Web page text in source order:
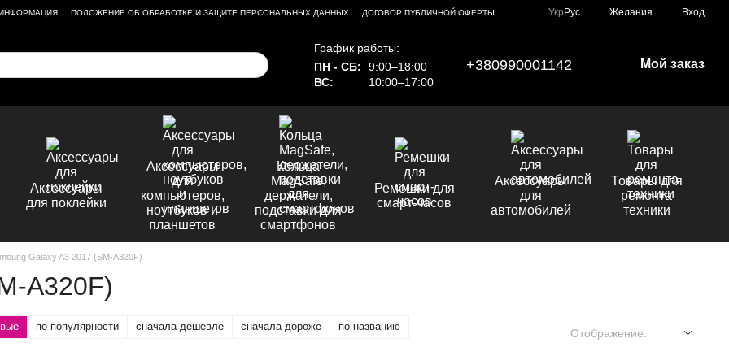
ПОЛОЖЕНИЕ ОБ ОБРАБОТКЕ И ЗАЩИТЕ ПЕРСОНАЛЬНЫХ ДАННЫХ
ДОГОВОР ПУБЛИЧНОЙ ОФЕРТЫ
Укр Рус Желания Вход
График работы:
ПН - СБ:
9:00–18:00
ВС:
10:00–17:00
+380990001142 Мой заказ
Аксессуары
для поклейки
Аксессуары
для
компьютеров,
ноутбуков и
планшетов
Кольца
MagSafe,
держатели,
подставки для
смартфонов
Ремешки для
смарт-часов
Аксессуары
для
автомобилей
Товары для
ремонта
техники
Galaxy A3 2017 (SM-A320F)
A320F)
по популярности сначала дешевле сначала дороже по названию
Отображение: